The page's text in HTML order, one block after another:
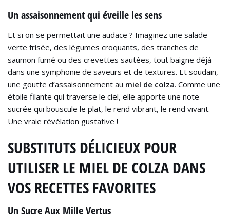
Un assaisonnement qui éveille les sens
Et si on se permettait une audace ? Imaginez une salade
verte frisée, des légumes croquants, des tranches de
saumon fumé ou des crevettes sautées, tout baigne déjà
dans une symphonie de saveurs et de textures. Et soudain,
une goutte d’assaisonnement au miel de colza. Comme une
étoile filante qui traverse le ciel, elle apporte une note
sucrée qui bouscule le plat, le rend vibrant, le rend vivant.
Une vraie révélation gustative !
SUBSTITUTS DÉLICIEUX POUR
UTILISER LE MIEL DE COLZA DANS
VOS RECETTES FAVORITES
Un Sucre Aux Mille Vertus